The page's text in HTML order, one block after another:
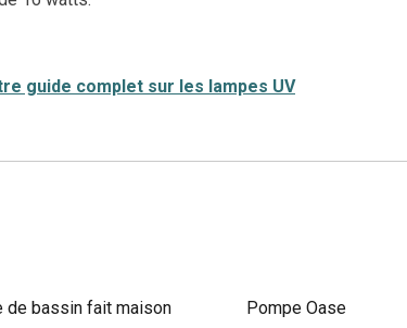
guide complet sur les lampes UV
de bassin fait maison Pompe Oase